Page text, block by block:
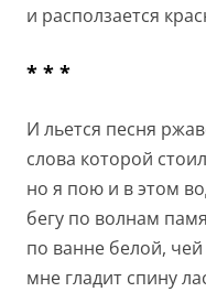
и расползается
* * *
И льется песня
слова которой
но я пою и в этом
бегу по волнам
по ванне белой,
мне гладит спину